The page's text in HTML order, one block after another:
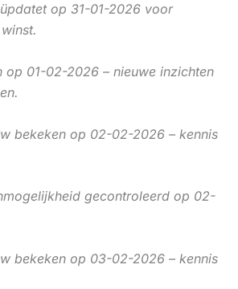
op 31-01-2026 voor
op 01-02-2026 – nieuwe inzichten
bekeken op 02-02-2026 – kennis
gecontroleerd op 02-
bekeken op 03-02-2026 – kennis